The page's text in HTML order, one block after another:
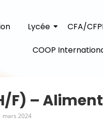
Lycée CFA/
COOP
F) –
mars 2024